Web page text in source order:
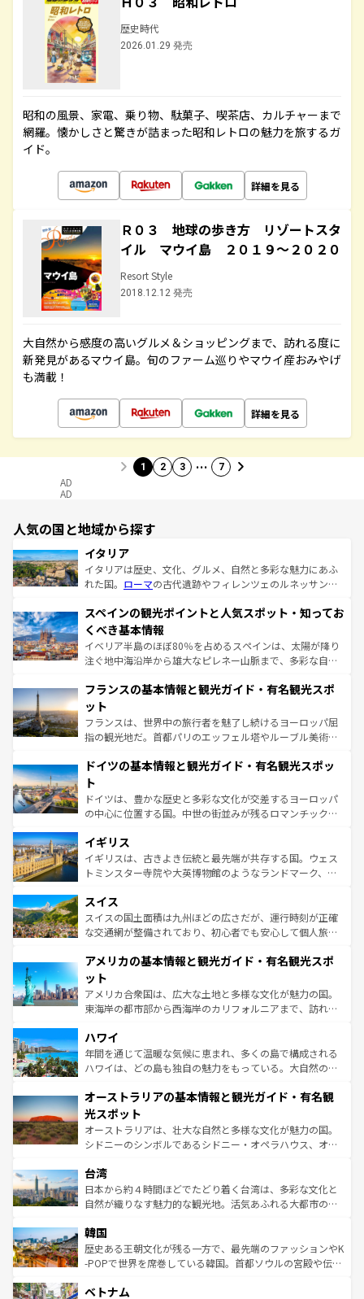
歴史時代
2026.01.29 発売
昭和の風景、家電、乗り物、駄菓子、喫茶店、カルチャーまで
網羅。懐かしさと驚きが詰まった昭和レトロの魅力を旅するガ
イド。
詳細を見る
Ｒ０３ 地球の歩き方 リゾートスタ
イル マウイ島 ２０１９～２０２０
Resort Style
2018.12.12 発売
大自然から感度の高いグルメ＆ショッピングまで、訪れる度に
新発見があるマウイ島。旬のファーム巡りやマウイ産おみやげ
も満載！
詳細を見る
1 2 3 … 7
AD
AD
人気の国と地域から探す
イタリア
イタリアは歴史、文化、グルメ、自然と多彩な魅力にあふ
れた国。 ローマの古代遺跡やフィレンツェのルネッサンス
ろん、トスカーナの美しい田園風景やアマルフィ海岸の絶
景など、自然景観も見逃せない。観光の合間には、本場の
ピザやパスタなど、絶品のイタリア料理を堪能することも
できる。朝目覚めてから夜眠るまで、すべての瞬間を楽し
なお、新着のイタリア情報はコンテンツ一覧を参照してほ
しい。
スペインの観光ポイントと人気スポット・知ってお
くべき基本情報
イベリア半島のほぼ80％を占めるスペインは、太陽が降り
注ぐ地中海沿岸から雄大なピレネー山脈まで、多彩な自然
文化が根付くこの国では、情熱的なフラメンコ、熱気あふ
れる闘牛、そして美味しいタパスが生活の一部となってい
る。首都マドリードの洗練された雰囲気や、バルセロナの
アートに溢れた街角から、地方では古代ローマ遺跡や中世
せる。地方によって風土や気候が異なるスペインはその個
ンテンツ一覧 を参照してほしい。
フランスの基本情報と観光ガイド・有名観光スポ
ット
フランスは、世界中の旅行者を魅了し続けるヨーロッパ屈
指の観光地だ。首都パリのエッフェル塔やルーブル美術館
で、幅広い魅力が詰まっている。華麗な宮殿、歴史的な大
聖堂、美しいビーチ、そして豊かな自然が、訪れる者を心
から魅了する。また、フランスは美食の国としても知ら
れ、フランス料理はユネスコ無形文化遺産にも登録されて
香り高いラベンダー畑など、多彩な楽しみ方が可能だ。さ
らに、パリ以外の地域にも魅力が溢れており、どの街角に
も豊かな歴史と文化が息づいている。パリ以外の個性あふ
を参照してほしい。
ドイツの基本情報と観光ガイド・有名観光スポッ
ト
ドイツは、豊かな歴史と多彩な文化が交差するヨーロッパ
の中心に位置する国。中世の街並みが残るロマンチック街
顔を持つこの国は、どこを歩いても飽きることがない。ベ
ルリンの文化的活気、バイエルン州のアルプスの絶景、そ
してライン川沿いのワイン畑といった風景は必見。ビール
は、お酒好きな人にはぜひ体験してほしい。 なお、新着の
ドイツ情報はコンテンツ一覧を参照してほしい。
イギリス
イギリスは、古きよき伝統と最先端が共存する国。ウェス
トミンスター寺院や大英博物館のようなランドマーク、歴
リアごとに異なる魅力がある。また、優雅なアフタヌーン
ティー、ビール好きにはたまらない英国パブ、サッカー観
戦など、本場だからこそできる体験も豊富。イギリスを旅
ンツ一覧を参照してほしい。
スイス
スイスの国土面積は九州ほどの広さだが、運行時刻が正確
な交通網が整備されており、初心者でも安心して個人旅行
の建物がそのまま残る町や、スイスならではのユニークな
博物館もあり、アルプス観光だけでなく町歩きも満喫する
ことができる。国民の所得が高いため物価も高いが、旅行
者向けの交通パス提供のサービスもあり、うまく活用すれ
着のスイス情報は
アメリカの基本情報と観光ガイド・有名観光スポ
ット
アメリカ合衆国は、広大な土地と多様な文化が魅力の国。
東海岸の都市部から西海岸のカリフォルニアまで、訪れる
のような巨大都市は、観光、ショッピング、エンターテイ
ンメントが詰まった刺激的なスポットだ。一方、アメリカ
西部には大自然が広がり、グランドキャニオンやイエロー
部のニューオーリンズでは、音楽と美食が融合した独特の
文化が魅力。旅行者はアメリカの各地域で異なる魅力を楽
しみながら、その多様性と豊かな歴史を感じることができ
るだろう。車でのロードトリップや列車の旅も、アメリカ
情報は
ハワイ
年間を通じて温暖な気候に恵まれ、多くの島で構成される
ハワイは、どの島も独自の魅力をもっている。大自然の神
ワイ島は見逃せない。また、定番の観光地といえばオアフ
島だが、静かな自然を求めるならマウイ島やカウアイ島が
おすすめ。エメラルドグリーンに輝く海をはじめ、豊かな
文化や歴史が息づいている。「アロハスピリット」と呼ば
人々、おいしいローカルフードやハワイアンミュージッ
ク、伝統的なフラダンスなど、すべてがハワイの魅力を彩
っている。訪れるたびに新しい発見と感動が待っているハ
はコンテンツ一覧
オーストラリアの基本情報と観光ガイド・有名観
光スポット
オーストラリアは、壮大な自然と多様な文化が魅力の国。
シドニーのシンボルであるシドニー・オペラハウス、オー
リアリーフや大陸中央部にそびえるウルル（エアーズロッ
ク）、タスマニアの美しい原生林やケアンズの熱帯雨林な
ど、見どころがたくさん。また、カフェやワイン、オージ
いる。アクティビティも充実しており、サーフィンやダイ
ビング、ハイキングなど、アウトドア好きにはたまらな
い。オーストラリアの多彩な魅力を存分に味わいつくそ
参照してほしい。
台湾
日本から約４時間ほどでたどり着く台湾は、多彩な文化と
自然が織りなす魅力的な観光地。活気あふれる大都市の台
ン）、静ひつな山岳地帯である台湾東部など、都市の喧騒
と山間の静けさが共存しており、訪れる人に新しい発見と
驚きをもたらしてくれる。また、奥深い台湾の食文化も魅
容にもいいと評判のスイーツなど、バラエティ豊かな料理
韓国
歴史ある王朝文化が残る一方で、最先端のファッションやK
-POPで世界を席巻している韓国。首都ソウルの宮殿や伝統
き、地方に足を延ばせば四季折々の自然美を楽しむことが
ベトナム